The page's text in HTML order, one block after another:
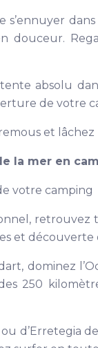
s’ennuyer
douceur.
absolu
de votre
et
la mer en
votre camping
retrouvez
et découverte
dominez
250
d’Erretegia de